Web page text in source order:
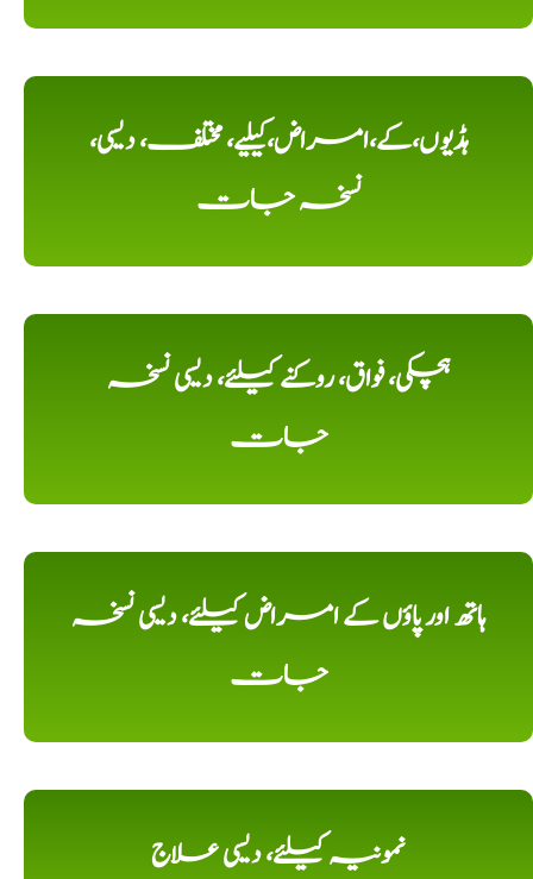
ہڈیوں،کے،امراض،کیلیے، مختلف، دیسی،
نسخہ جات
ہچکی، فواق، روکنے کیلئے، دیسی نسخہ
جات
ہاتھ اور پاؤں کے امراض کیلئے، دیسی نسخہ
جات
نمونیہ کیلئے، دیسی علاج